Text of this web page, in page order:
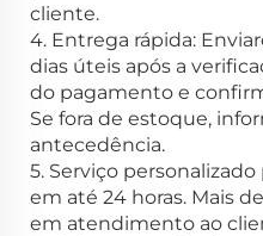
cliente.
4. Entrega rápida:
dias úteis após a
do pagamento e
Se fora de estoque,
antecedência.
5. Serviço
em até 24 horas. Mais
em atendimento ao